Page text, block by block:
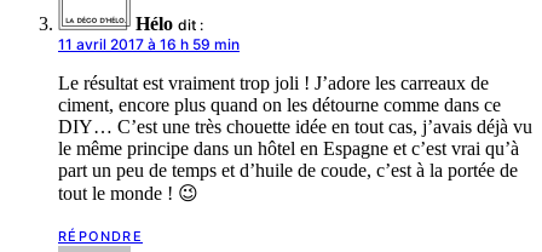
Hélo dit :
11 avril 2017 à 16 h 59 min
Le résultat est vraiment trop joli ! J’adore les carreaux de
ciment, encore plus quand on les détourne comme dans ce
DIY… C’est une très chouette idée en tout cas, j’avais déjà vu
le même principe dans un hôtel en Espagne et c’est vrai qu’à
part un peu de temps et d’huile de coude, c’est à la portée de
tout le monde ! 😉
RÉPONDRE